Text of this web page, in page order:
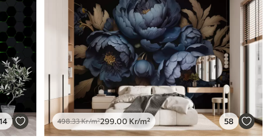
försiktigt med en mjuk svamp. Tapeter med
med vatten.
Premium
631 .67 379.00Kr/m²
498.33Kr/m²299 .00 Kr/m² 58